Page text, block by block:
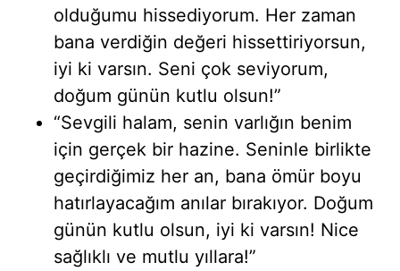
olduğumu hissediyorum. Her zaman
bana verdiğin değeri hissettiriyorsun,
iyi ki varsın. Seni çok seviyorum,
doğum günün kutlu olsun!”
“Sevgili halam, senin varlığın benim
için gerçek bir hazine. Seninle birlikte
geçirdiğimiz her an, bana ömür boyu
hatırlayacağım anılar bırakıyor. Doğum
günün kutlu olsun, iyi ki varsın! Nice
sağlıklı ve mutlu yıllara!”